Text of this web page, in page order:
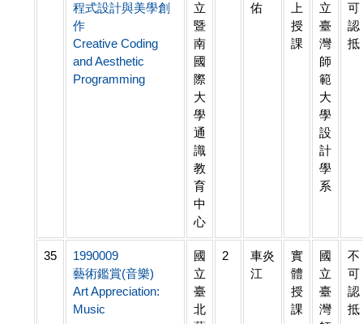
程式設計與美學創
作
Creative Coding
and Aesthetic
Programming
立
暨
南
國
際
大
學
通
識
教
育
中
心
佑
上
授
課
立
臺
灣
師
範
大
學
設
計
學
系
可
認
抵
35
1990009
藝術鑑賞(音樂)
Art Appreciation:
Music
國
立
臺
北
2
車炎
江
實
體
授
課
國
立
臺
灣
不
可
認
抵